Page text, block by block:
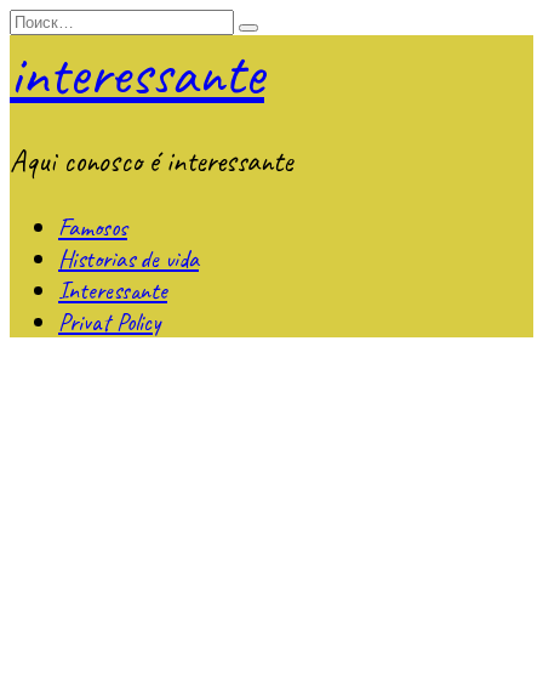
Перейти
содержанию
Search
interessante
Aqui conosco é interessante
Famosos
Historias de vida
Interessante
Privat Policy